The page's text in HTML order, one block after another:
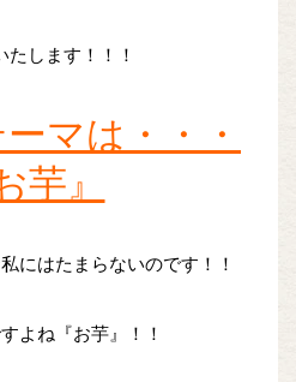
たします！！！
マは・・・
芋』
にはたまらないのです！！
よね『お芋』！！